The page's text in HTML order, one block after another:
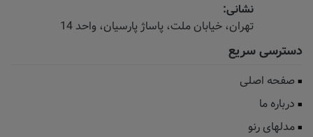
نشانی:
تهران، خیابان‌ ملت، پاساژ‌ پارسیان، واحد 14
دسترسی سریع
صفحه اصلی
درباره ما
مدلهای رنو